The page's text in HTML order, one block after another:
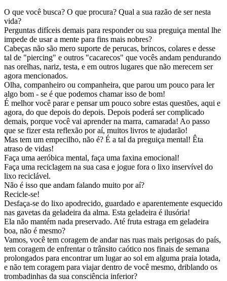
O que você busca? O que procura? Qual a sua razão de ser nesta
vida?
Perguntas difíceis demais para responder ou sua preguiça mental lhe
impede de usar a mente para fins mais nobres?
Cabeças não são mero suporte de perucas, brincos, colares e desse
tal de "piercing" e outros "cacarecos" que vocês andam pendurando
nas orelhas, nariz, testa, e em outros lugares que não merecem ser
agora mencionados.
Olha, companheiro ou companheira, que parou um pouco para ler
algo bom - se é que podemos chamar isso de bom!
É melhor você parar e pensar um pouco sobre estas questões, aqui e
agora, do que depois do depois. Depois poderá ser complicado
demais, porque você vai aprender na marra, camarada! Ao passo
que se fizer esta reflexão por aí, muitos livros te ajudarão!
Mas tem um empecilho, não é? É a tal da preguiça mental! Êta
atraso de vidas!
Faça uma aeróbica mental, faça uma faxina emocional!
Faça uma reciclagem na sua casa e jogue fora o lixo inservível do
lixo reciclável.
Não é isso que andam falando muito por aí?
Recicle-se!
Desfaça-se do lixo apodrecido, guardado e aparentemente esquecido
nas gavetas da geladeira da alma. Esta geladeira é ilusória!
Ela não mantém nada preservado. Até fruta estraga em geladeira
boa, não é mesmo?
Vamos, você tem coragem de andar nas ruas mais perigosas do país,
tem coragem de enfrentar o trânsito caótico nos finais de semana
prolongados para encontrar um lugar ao sol em alguma praia lotada,
e não tem coragem para viajar dentro de você mesmo, driblando os
trombadinhas da sua consciência inferior?